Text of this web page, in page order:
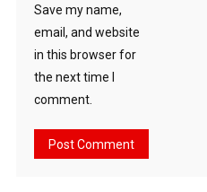
Save my name,
email, and website
in this browser for
the next time I
comment.